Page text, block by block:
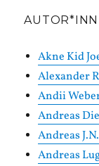
Akne Kid
Alexander
Andii
Andreas
Andreas
Andreas